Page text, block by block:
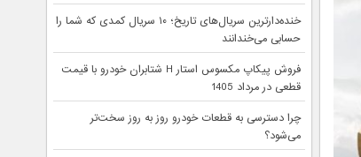
خنده‌دارترین سریال‌های تاریخ؛ ۱۰ سریال کمدی که شما را
حسابی می‌خندانند
فروش پیکاپ مکسوس استار H شتابران خودرو با قیمت
قطعی در مرداد 1405
چرا دسترسی به قطعات خودرو روز به روز سخت‌تر
می‌شود؟